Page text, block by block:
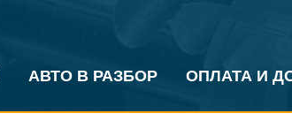
АВТО В РАЗБОР
ОПЛАТА И